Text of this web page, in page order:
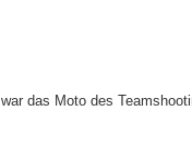
war das Moto des